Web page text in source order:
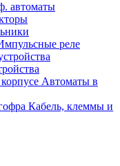
автоматы
реле
Автоматы в
Кабель, клеммы и